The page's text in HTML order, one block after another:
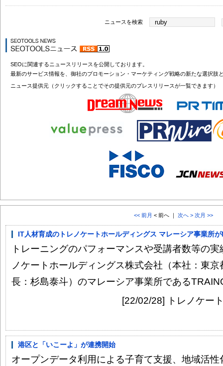
ニュースを検索
SEOに関連するニュースリリースを公開しております。
最新のサービス情報を、御社のプロモーション・マーケティング戦略の新たな選択肢
ニュース提供元（クリックすることでその提供元のプレスリリースが一覧できます）
<< 前月 < 前へ ｜ 次へ > 次月 >>
IT人材育成のトレノケートホールディングス マレーシア事業
トレーニングのパフォーマンスや受講者数等の
ノケートホールディングス株式会社（本社：東
長：杉島泰斗）のマレーシア事業所である
[22/02/28] トレノケー
港区と「いこーよ」が連携開始
オープンデータ利用による子育て支援、地域活